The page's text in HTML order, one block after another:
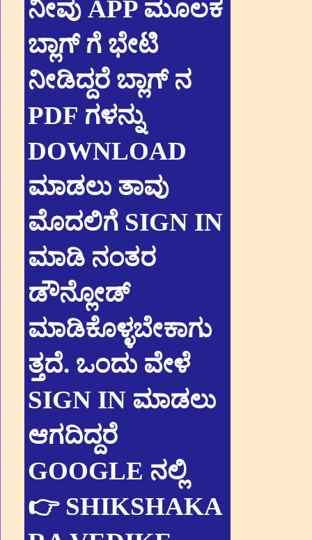
ನೀವು APP ಮೂಲಕ
ಬ್ಲಾಗ್ ಗೆ ಭೇಟಿ
ನೀಡಿದ್ದರೆ ಬ್ಲಾಗ್ ನ
PDF ಗಳನ್ನು
DOWNLOAD
ಮಾಡಲು ತಾವು
ಮೊದಲಿಗೆ SIGN IN
ಮಾಡಿ ನಂತರ
ಡೌನ್ಲೋಡ್
ಮಾಡಿಕೊಳ್ಳಬೇಕಾಗು
ತ್ತದೆ. ಒಂದು ವೇಳೆ
SIGN IN ಮಾಡಲು
ಆಗದಿದ್ದರೆ
GOOGLE ನಲ್ಲಿ
👉 SHIKSHAKA